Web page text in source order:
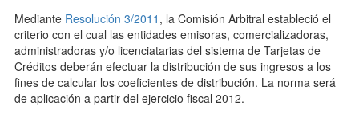
Mediante Resolución 3/2011 , la Comisión Arbitral estableció el
criterio con el cual las entidades emisoras, comercializadoras,
administradoras y/o licenciatarias del sistema de Tarjetas de
Créditos deberán efectuar la distribución de sus ingresos a los
fines de calcular los coeficientes de distribución. La norma será
de aplicación a partir del ejercicio fiscal 2012.